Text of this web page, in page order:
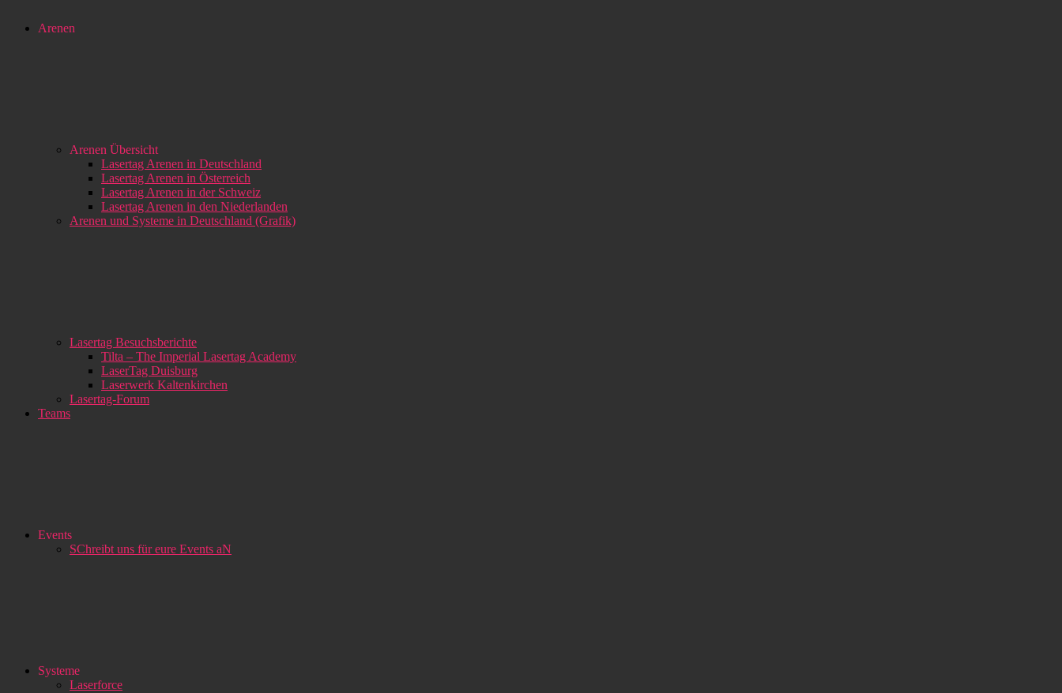
Arenen
Arenen Übersicht
Lasertag Arenen in Deutschland
Lasertag Arenen in Österreich
Lasertag Arenen in der Schweiz
Lasertag Arenen in den Niederlanden
Arenen und Systeme in Deutschland (Grafik)
Lasertag Besuchsberichte
Tilta – The Imperial Lasertag Academy
LaserTag Duisburg
Laserwerk Kaltenkirchen
Lasertag-Forum
Teams
Events
SChreibt uns für eure Events aN
Systeme
Laserforce